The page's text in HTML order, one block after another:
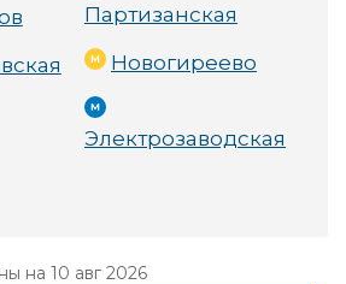
Партизанская
Новогиреево
Электрозаводская
на 10 авг 2026